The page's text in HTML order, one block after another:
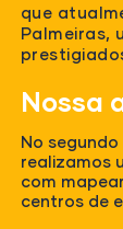
que
Palmeiras,
Nossa
No segundo
realizamos
com
centros de